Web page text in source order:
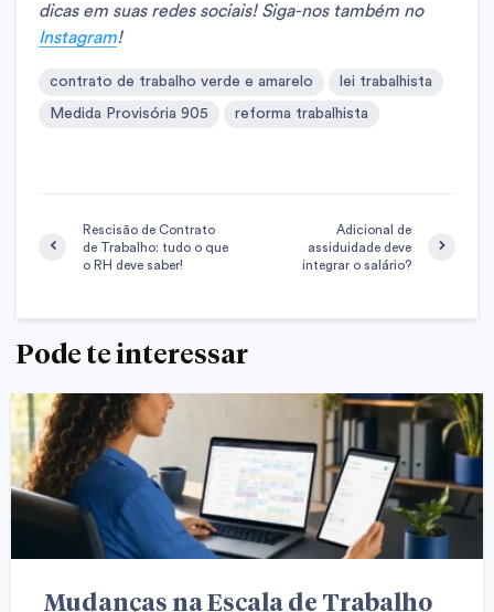
dicas em suas redes sociais! Siga-nos também no
Instagram!
contrato de trabalho verde e amarelo lei trabalhista
Medida Provisória 905 reforma trabalhista
Rescisão de Contrato
de Trabalho: tudo o que
o RH deve saber!
Adicional de
assiduidade deve
integrar o salário?
Pode te interessar
Mudanças na Escala de Trabalho